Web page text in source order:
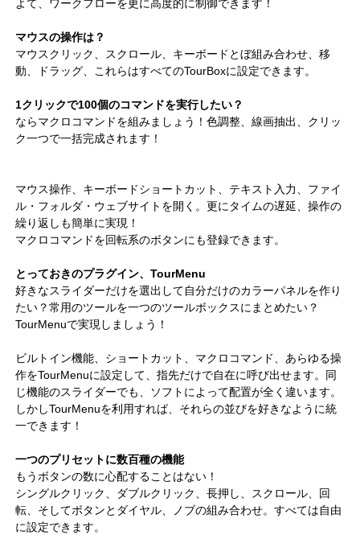
よて、ワークフローを更に高度的に制御できます！
マウスの操作は？
マウスクリック、スクロール、キーボードとぼ組み合わせ、移
動、ドラッグ、これらはすべてのTourBoxに設定できます。
1クリックで100個のコマンドを実行したい？
ならマクロコマンドを組みましょう！色調整、線画抽出、クリッ
ク一つで一括完成されます！
マウス操作、キーボードショートカット、テキスト入力、ファイ
ル・フォルダ・ウェブサイトを開く。更にタイムの遅延、操作の
繰り返しも簡単に実現！
マクロコマンドを回転系のボタンにも登録できます。
とっておきのプラグイン、TourMenu
好きなスライダーだけを選出して自分だけのカラーパネルを作り
たい？常用のツールを一つのツールボックスにまとめたい？
TourMenuで実現しましょう！
ビルトイン機能、ショートカット、マクロコマンド、あらゆる操
作をTourMenuに設定して、指先だけで自在に呼び出せます。同
じ機能のスライダーでも、ソフトによって配置が全く違います。
しかしTourMenuを利用すれば、それらの並びを好きなように統
一できます！
一つのプリセットに数百種の機能
もうボタンの数に心配することはない！
シングルクリック、ダブルクリック、長押し、スクロール、回
転、そしてボタンとダイヤル、ノブの組み合わせ。すべては自由
に設定できます。